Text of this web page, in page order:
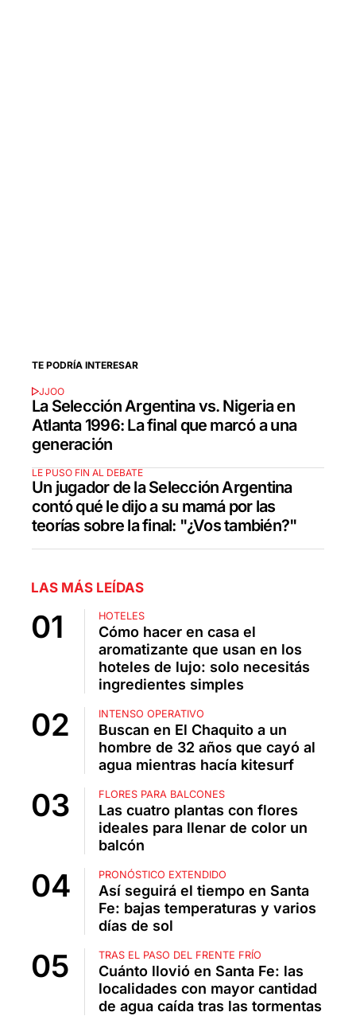
TE PODRÍA INTERESAR
JJOO
La Selección Argentina vs. Nigeria en
Atlanta 1996: La final que marcó a una
generación
LE PUSO FIN AL DEBATE
Un jugador de la Selección Argentina
contó qué le dijo a su mamá por las
teorías sobre la final: "¿Vos también?"
LAS MÁS LEÍDAS
HOTELES
Cómo hacer en casa el
aromatizante que usan en los
hoteles de lujo: solo necesitás
ingredientes simples
INTENSO OPERATIVO
Buscan en El Chaquito a un
hombre de 32 años que cayó al
agua mientras hacía kitesurf
FLORES PARA BALCONES
Las cuatro plantas con flores
ideales para llenar de color un
balcón
PRONÓSTICO EXTENDIDO
Así seguirá el tiempo en Santa
Fe: bajas temperaturas y varios
días de sol
TRAS EL PASO DEL FRENTE FRÍO
Cuánto llovió en Santa Fe: las
localidades con mayor cantidad
de agua caída tras las tormentas